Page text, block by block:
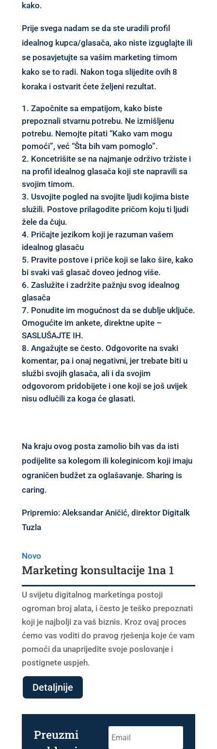
kako.
Prije svega nadam se da ste uradili profil
idealnog kupca/glasača, ako niste izguglajte ili
se posavjetujte sa vašim marketing timom
kako se to radi. Nakon toga slijedite ovih 8
koraka i ostvarit ćete željeni rezultat.
Započnite sa empatijom, kako biste
prepoznali stvarnu potrebu. Ne izmišljenu
potrebu. Nemojte pitati “Kako vam mogu
pomoći”, već “Šta bih vam pomoglo”.
Koncetrišite se na najmanje održivo tržiste i
na profil idealnog glasača koji ste napravili sa
svojim timom.
Usvojite pogled na svojite ljudi kojima biste
služili. Postove prilagodite pričom koju ti ljudi
žele da čuju.
Pričajte jezikom koji je razuman vašem
idealnog glasaču
Pravite postove i priče koji se lako šire, kako
bi svaki vaš glasač doveo jednog više.
Zaslužite i zadržite pažnju svog idealnog
glasača
Ponudite im mogućnost da se dublje uključe.
Omogućite im ankete, direktne upite –
SASLUŠAJTE IH.
Angažujte se često. Odgovorite na svaki
komentar, pa i onaj negativni, jer trebate biti u
službi svojih glasača, ali i da svojim
odgovorom pridobijete i one koji se još uvijek
nisu odlučili za koga će glasati.
Na kraju ovog posta zamolio bih vas da isti
podijelite sa kolegom ili koleginicom koji imaju
ograničen budžet za oglašavanje. Sharing is
caring.
Pripremio: Aleksandar Aničić, direktor Digitalk
Tuzla
Novo
Marketing konsultacije 1na 1
U svijetu digitalnog marketinga postoji
ogroman broj alata, i često je teško prepoznati
koji je najbolji za vaš biznis. Kroz ovaj proces
ćemo vas voditi do pravog rješenja koje će vam
pomoći da unaprijedite svoje poslovanje i
postignete uspjeh.
Detaljnije
Preuzmi